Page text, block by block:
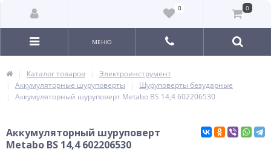
0 0
МЕНЮ
Каталог товаров
Электроинструмент
Аккумуляторные шуруповерты
Шуруповерты безударные
Аккумуляторный шуруповерт Metabo BS 14,4 602206530
Аккумуляторный шуруповерт
Metabo BS 14,4 602206530